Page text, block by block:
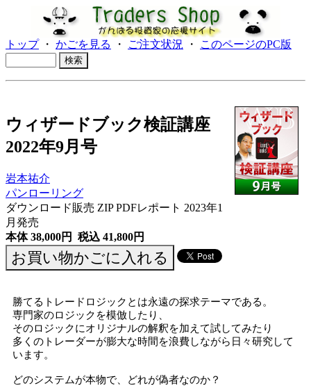
トップ・ かごを見る ・ ご注文状況 ・ このページのPC版
ウィザードブック検証講座
2022年9月号
岩本祐介
パンローリング
ダウンロード販売 ZIP PDFレポート 2023年1
月発売
本体 38,000円 税込 41,800円
勝てるトレードロジックとは永遠の探求テーマである。
専門家のロジックを模倣したり、
そのロジックにオリジナルの解釈を加えて試してみたり
多くのトレーダーが膨大な時間を浪費しながら日々研究して
います。
どのシステムが本物で、どれが偽者なのか？